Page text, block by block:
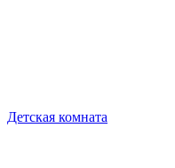
Детская комната